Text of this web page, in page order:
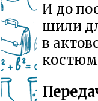
И до
шили
в